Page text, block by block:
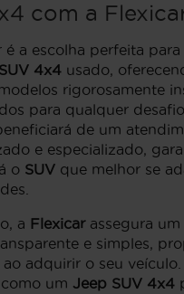
com a
é a escolha perfeita
4x4 usado,
rigorosamente
para qualquer
de um
e especializado,
o SUV que melhor se
a Flexicarassegura um
e simples,
adquirir o seu
um Jeep SUV 4x4